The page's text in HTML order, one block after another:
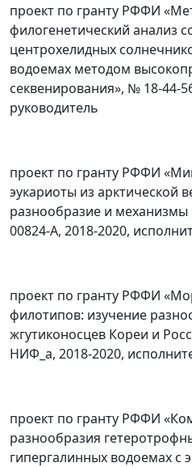
проект по гранту РФФИ
филогенетический анализ
центрохелидных
водоемах методом
секвенирования», № 18-44-
руководитель
проект по гранту РФФИ
эукариоты из арктической
разнообразие и
00824-А, 2018-2020,
проект по гранту РФФИ
филотипов: изучение
жгутиконосцев Кореи и
НИФ_а, 2018-2020,
проект по гранту РФФИ
разнообразия
гипергалинных водоемах с